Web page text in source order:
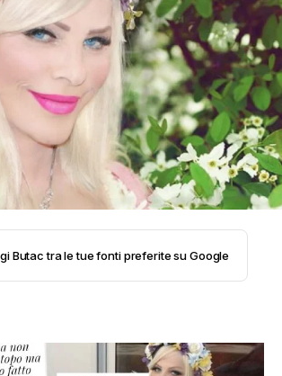
LEGGENDE URBANE ED
NETWORK
Butac tra le tue fonti preferite su Google